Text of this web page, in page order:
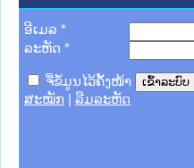
ອີເມລ *
ລະຫັດ *
ຈື່ຂໍ້ມູນໄວ້ຄັ້ງໜ້າ
ສະໝັກ
ລືມລະຫັດ